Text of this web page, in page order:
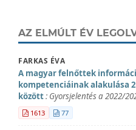
AZ ELMÚLT ÉV
FARKAS ÉVA
A magyar felnőttek
kompetenciáinak alakulása
között: Gyorsjelentés a 2022/
1613 77